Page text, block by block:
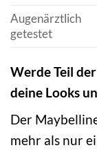
Augenärztlich
getestet
Werde Teil
deine Looks
Der
mehr als nur